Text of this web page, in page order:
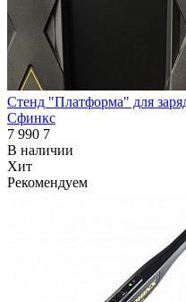
Стенд "Платформа" для
Сфинкс
7 990 7
В наличии
Хит
Рекомендуем